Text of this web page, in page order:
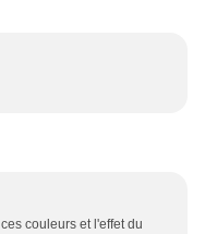
couleurs et l'effet du